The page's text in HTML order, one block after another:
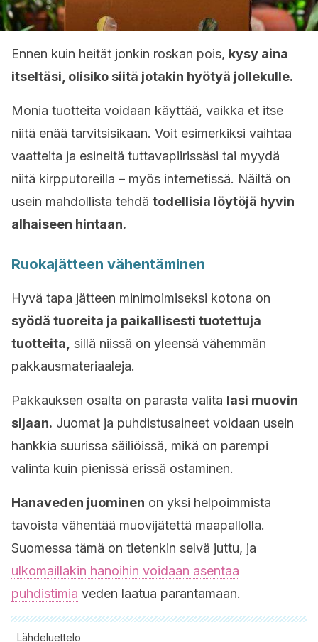
Ennen kuin heität jonkin roskan pois, kysy aina
itseltäsi, olisiko siitä jotakin hyötyä jollekulle.
Monia tuotteita voidaan käyttää, vaikka et itse
niitä enää tarvitsisikaan. Voit esimerkiksi vaihtaa
vaatteita ja esineitä tuttavapiirissäsi tai myydä
niitä kirpputoreilla – myös internetissä. Näiltä on
usein mahdollista tehdä todellisia löytöjä hyvin
alhaiseen hintaan.
Ruokajätteen vähentäminen
Hyvä tapa jätteen minimoimiseksi kotona on
syödä tuoreita ja paikallisesti tuotettuja
tuotteita, sillä niissä on yleensä vähemmän
pakkausmateriaaleja.
Pakkauksen osalta on parasta valita lasi muovin
sijaan. Juomat ja puhdistusaineet voidaan usein
hankkia suurissa säiliöissä, mikä on parempi
valinta kuin pienissä erissä ostaminen.
Hanaveden juominen on yksi helpoimmista
tavoista vähentää muovijätettä maapallolla.
Suomessa tämä on tietenkin selvä juttu, ja
ulkomaillakin hanoihin voidaan asentaa
puhdistimia veden laatua parantamaan.
Lähdeluettelo